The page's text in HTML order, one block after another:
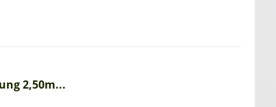
2,50m...